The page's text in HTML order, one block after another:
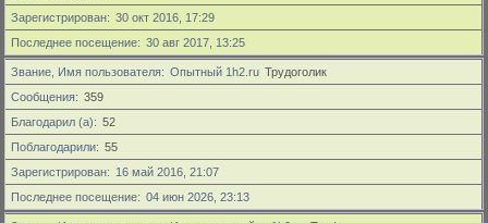
Зарегистрирован
30 окт 2016, 17:29
Последнее посещение
30 авг 2017, 13:25
Звание, Имя пользователя Опытный 1h2.ru Трудоголик
Сообщения
359
Благодарил (а)
52
Поблагодарили
55
Зарегистрирован
16 май 2016, 21:07
Последнее посещение
04 июн 2026, 23:13